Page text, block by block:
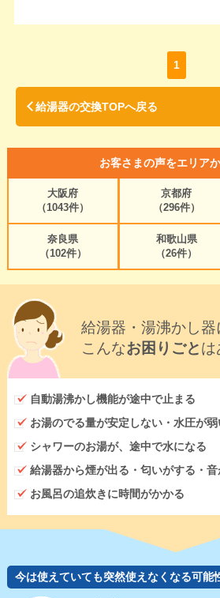
1
給湯器の交換TOPへ戻る
お客さまの声をエリア
大阪府
（1043件）
京都府
（296件）
奈良県
（102件）
和歌山県
（26件）
給湯器・湯沸かし器
こんなお困りごとは
自動湯沸かし機能が途中で止まる
お湯のでる量が安定しない・水圧が弱
シャワーのお湯が、途中で水になる
給湯器から煙が出る・匂いがする・音
お風呂の追炊きに時間がかかる
今は使えていても突然使えなくなる可能